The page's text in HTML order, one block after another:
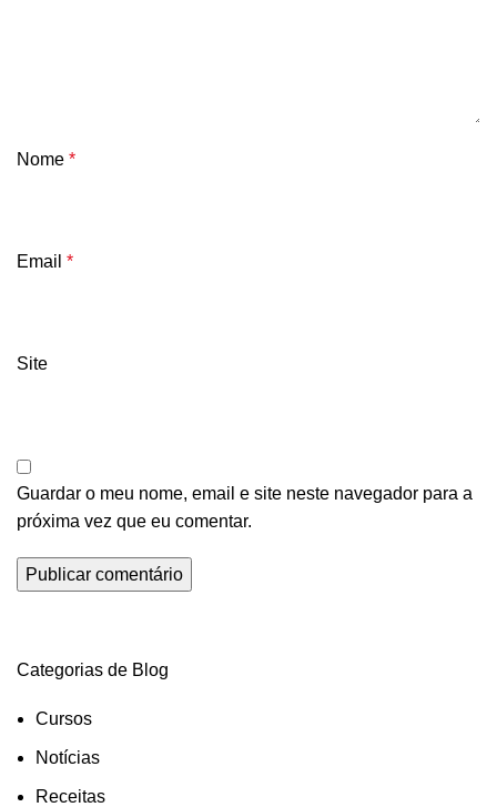
Nome *
Email *
Site
Guardar o meu nome, email e site neste navegador para a
próxima vez que eu comentar.
Categorias de Blog
Cursos
Notícias
Receitas